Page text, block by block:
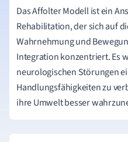
Das Affolter Modell ist ein
Rehabilitation, der sich auf
Wahrnehmung und
Integration konzentriert. Es
neurologischen Störungen
Handlungsfähigkeiten zu
ihre Umwelt besser